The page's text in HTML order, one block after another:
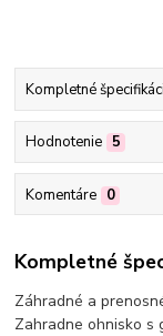
Kompletné
Hodnotenie 5
Komentáre 0
Kompletné
Záhradné a
Zahradne ohnisko s